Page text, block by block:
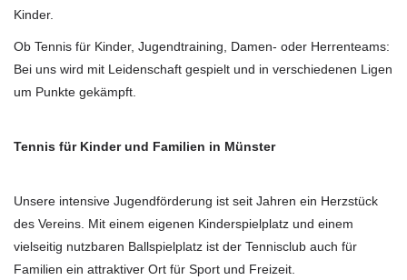
Kinder.
Ob Tennis für Kinder, Jugendtraining, Damen- oder Herrenteams:
Bei uns wird mit Leidenschaft gespielt und in verschiedenen Ligen
um Punkte gekämpft.
Tennis für Kinder und Familien in Münster
Unsere intensive Jugendförderung ist seit Jahren ein Herzstück
des Vereins. Mit einem eigenen Kinderspielplatz und einem
vielseitig nutzbaren Ballspielplatz ist der Tennisclub auch für
Familien ein attraktiver Ort für Sport und Freizeit.